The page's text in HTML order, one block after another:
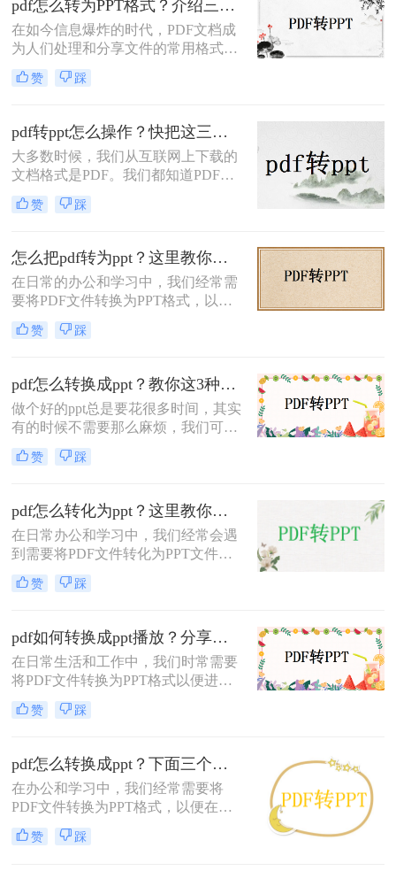
pdf怎么转为PPT格式？介绍三种简便而高效的方法！
在如今信息爆炸的时代，PDF文档成
为人们处理和分享文件的常用格式之
一。然而，有时候我们需要将PDF转
换为PPT格式，以方便编辑或演示。
将为您详细介绍三种简便而高效的方
法。
赞 踩
pdf转ppt怎么操作？快把这三个方法学起来！
大多数时候，我们从互联网上下载的
文档格式是PDF。我们都知道PDF文
件不容易编辑。如果我们想编辑，我
们必须将其转换为其他格式。PPT文
如何pdf转ppt？很多人不知道如何使
用pdf转ppt怎么操作。小编今天会教
你如何操作。下面一起来看看吧，希
望能帮助到大家。
赞 踩
怎么把pdf转为ppt？这里教你这三种方法!！
在日常的办公和学习中，我们经常需
要将PDF文件转换为PPT格式，以便
更好地进行演示和分享。那么怎么把
pdf转为ppt呢？本文将为你介绍四种
PPT的转换。
赞 踩
pdf怎么转换成ppt？教你这3种转换方法！
做个好的ppt总是要花很多时间，其实
有的时候不需要那么麻烦，我们可以
自己到网上找一些资料把它转换成ppt
格式就可以了，如果发现的资料正好
我就会教你怎样把pdf怎么转换成
ppt，以下是pdf转ppt的操作步骤。
赞 踩
pdf怎么转化为ppt？这里教你这三种方法！
在日常办公和学习中，我们经常会遇
到需要将PDF文件转化为PPT文件的
情况。这可能是因为PDF文件包含了
我们需要的演示内容，但我们又希望
那么PDF怎么转化为PPT呢？以下将
详细介绍几种将PDF转化为PPT的方
法。
赞 踩
pdf如何转换成ppt播放？分享三个实用方法解析！
在日常生活和工作中，我们时常需要
将PDF文件转换为PPT格式以便进行
演示或播放。PDF文件虽然方便阅读
和分享，但缺乏PPT的动态演示效果
换为PPT播放的方法显得尤为重要。
那么PDF如何转换成PPT播放呢？本
文将为您介绍三种实用的转换方法，
帮助您轻松实现PDF到PPT的转换并
顺利播放。
赞 踩
pdf怎么转换成ppt？下面三个方法让你一学就会！
在办公和学习中，我们经常需要将
PDF文件转换为PPT格式，以便在演
讲、报告或教学中使用。虽然PDF和
PPT在用途和格式上有所不同，但通
赞 踩